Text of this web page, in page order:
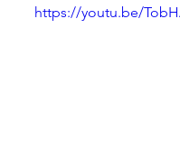
https://youtu.be/